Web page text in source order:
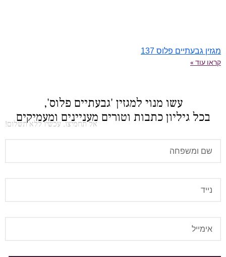
מגזין גבעתיים פלוס 137
קראו עוד »
עשו מנוי למגזין 'גבעתיים פלוס',
בכל גיליון כתבות וטורים מעניינים ומעמיקים
אל תחמיצו, עכשיו ללא תשלום!